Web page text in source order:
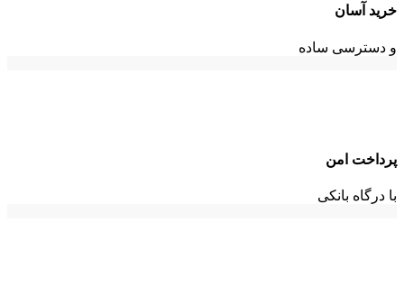
خرید آسان
و دسترسی ساده
پرداخت امن
با درگاه بانکی